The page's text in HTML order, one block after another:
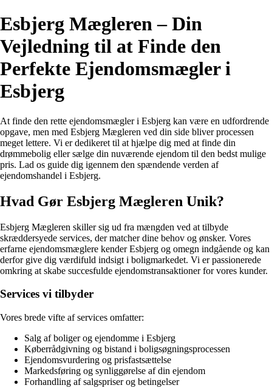
Esbjerg Mægleren – Din
Vejledning til at Finde den
Perfekte Ejendomsmægler i
Esbjerg
At finde den rette ejendomsmægler i Esbjerg kan være en udfordrende
opgave, men med Esbjerg Mægleren ved din side bliver processen
meget lettere. Vi er dedikeret til at hjælpe dig med at finde din
drømmebolig eller sælge din nuværende ejendom til den bedst mulige
pris. Lad os guide dig igennem den spændende verden af
ejendomshandel i Esbjerg.
Hvad Gør Esbjerg Mægleren Unik?
Esbjerg Mægleren skiller sig ud fra mængden ved at tilbyde
skræddersyede services, der matcher dine behov og ønsker. Vores
erfarne ejendomsmæglere kender Esbjerg og omegn indgående og kan
derfor give dig værdifuld indsigt i boligmarkedet. Vi er passionerede
omkring at skabe succesfulde ejendomstransaktioner for vores kunder.
Services vi tilbyder
Vores brede vifte af services omfatter:
Salg af boliger og ejendomme i Esbjerg
Køberrådgivning og bistand i boligsøgningsprocessen
Ejendomsvurdering og prisfastsættelse
Markedsføring og synliggørelse af din ejendom
Forhandling af salgspriser og betingelser